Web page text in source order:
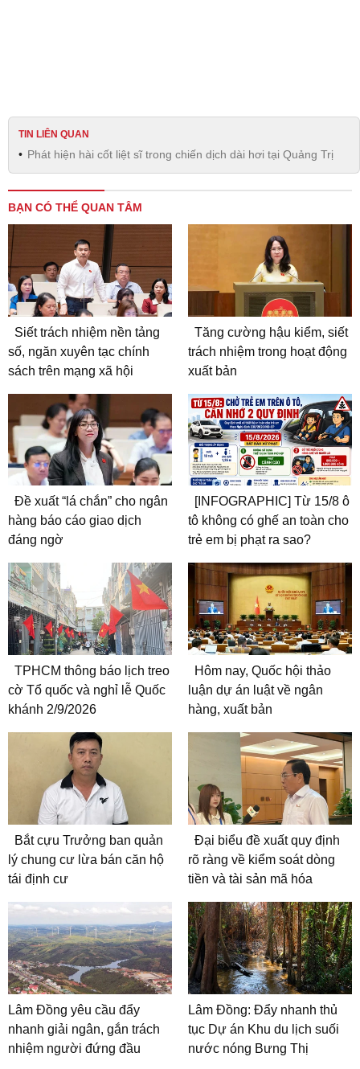
TIN LIÊN QUAN
Phát hiện hài cốt liệt sĩ trong chiến dịch dài hơi tại Quảng Trị
BẠN CÓ THỂ QUAN TÂM
Siết trách nhiệm nền tảng
số, ngăn xuyên tạc chính
sách trên mạng xã hội
Tăng cường hậu kiểm, siết
trách nhiệm trong hoạt động
xuất bản
Đề xuất “lá chắn” cho ngân
hàng báo cáo giao dịch
đáng ngờ
[INFOGRAPHIC] Từ 15/8 ô
tô không có ghế an toàn cho
trẻ em bị phạt ra sao?
TPHCM thông báo lịch treo
cờ Tổ quốc và nghỉ lễ Quốc
khánh 2/9/2026
Hôm nay, Quốc hội thảo
luận dự án luật về ngân
hàng, xuất bản
Bắt cựu Trưởng ban quản
lý chung cư lừa bán căn hộ
tái định cư
Đại biểu đề xuất quy định
rõ ràng về kiểm soát dòng
tiền và tài sản mã hóa
Lâm Đồng yêu cầu đẩy
nhanh giải ngân, gắn trách
nhiệm người đứng đầu
Lâm Đồng: Đẩy nhanh thủ
tục Dự án Khu du lịch suối
nước nóng Bưng Thị